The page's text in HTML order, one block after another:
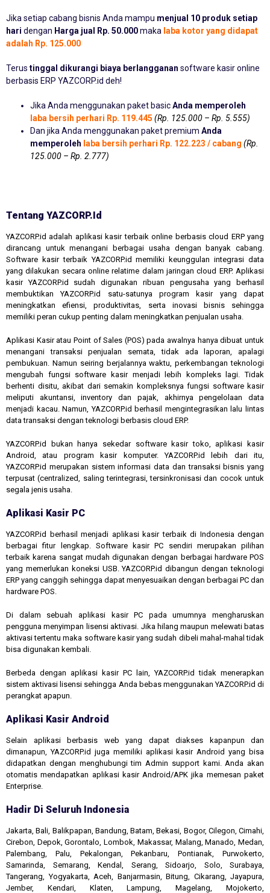
Jika setiap cabang bisnis Anda mampu menjual 10 produk setiap
hari dengan Harga jual Rp. 50.000maka laba kotor yang didapat
adalah Rp. 125.000
Terus tinggal dikurangi biaya berlangganan software kasir online
berbasis ERP YAZCORP.id deh!
Jika Anda menggunakan paket basicAnda memperoleh
laba bersih perhari Rp. 119.445 (Rp. 125.000 – Rp. 5.555)
Dan jika Anda menggunakan paket premium Anda
memperoleh laba bersih perhari Rp. 122.223 / cabang (Rp.
125.000 – Rp. 2.777)
Tentang YAZCORP.id
YAZCORP.id adalah aplikasi kasir terbaik online berbasis cloud ERP yang
dirancang untuk menangani berbagai usaha dengan banyak cabang.
Software kasir terbaik YAZCORP.id memiliki keunggulan integrasi data
yang dilakukan secara online relatime dalam jaringan cloud ERP. Aplikasi
kasir YAZCORP.id sudah digunakan ribuan pengusaha yang berhasil
membuktikan YAZCORP.id satu-satunya program kasir yang dapat
meningkatkan efiensi, produktivitas, serta inovasi bisnis sehingga
memiliki peran cukup penting dalam meningkatkan penjualan usaha.
Aplikasi Kasir atau Point of Sales (POS) pada awalnya hanya dibuat untuk
menangani transaksi penjualan semata, tidak ada laporan, apalagi
pembukuan. Namun seiring berjalannya waktu, perkembangan teknologi
mengubah fungsi software kasir menjadi lebih kompleks lagi. Tidak
berhenti disitu, akibat dari semakin kompleksnya fungsi software kasir
meliputi akuntansi, inventory dan pajak, akhirnya pengelolaan data
menjadi kacau. Namun, YAZCORP.id berhasil mengintegrasikan lalu lintas
data transaksi dengan teknologi berbasis cloud ERP.
YAZCORP.id bukan hanya sekedar software kasir toko, aplikasi kasir
Android, atau program kasir komputer. YAZCORP.id lebih dari itu,
YAZCORP.id merupakan sistem informasi data dan transaksi bisnis yang
terpusat (centralized, saling terintegrasi, tersinkronisasi dan cocok untuk
segala jenis usaha.
Aplikasi Kasir PC
YAZCORP.id berhasil menjadi aplikasi kasir terbaik di Indonesia dengan
berbagai fitur lengkap. Software kasir PC sendiri merupakan pilihan
terbaik karena sangat mudah digunakan dengan berbagai hardware POS
yang memerlukan koneksi USB. YAZCORP.id dibangun dengan teknologi
ERP yang canggih sehingga dapat menyesuaikan dengan berbagai PC dan
hardware POS.
Di dalam sebuah aplikasi kasir PC pada umumnya mengharuskan
pengguna menyimpan lisensi aktivasi. Jika hilang maupun melewati batas
aktivasi tertentu maka software kasir yang sudah dibeli mahal-mahal tidak
bisa digunakan kembali.
Berbeda dengan aplikasi kasir PC lain, YAZCORP.id tidak menerapkan
sistem aktivasi lisensi sehingga Anda bebas menggunakan YAZCORP.id di
perangkat apapun.
Aplikasi Kasir Android
Selain aplikasi berbasis web yang dapat diakses kapanpun dan
dimanapun, YAZCORP.id juga memiliki aplikasi kasir Android yang bisa
didapatkan dengan menghubungi tim Admin support kami. Anda akan
otomatis mendapatkan aplikasi kasir Android/APK jika memesan paket
Enterprise.
Hadir Di Seluruh Indonesia
Jakarta, Bali, Balikpapan, Bandung, Batam, Bekasi, Bogor, Cilegon, Cimahi,
Cirebon, Depok, Gorontalo, Lombok, Makassar, Malang, Manado, Medan,
Palembang, Palu, Pekalongan, Pekanbaru, Pontianak, Purwokerto,
Samarinda, Semarang, Kendal, Serang, Sidoarjo, Solo, Surabaya,
Tangerang, Yogyakarta, Aceh, Banjarmasin, Bitung, Cikarang, Jayapura,
Jember, Kendari, Klaten, Lampung, Magelang, Mojokerto,